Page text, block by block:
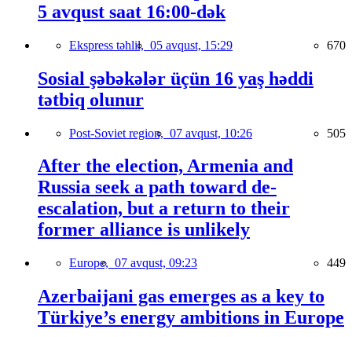
5 avqust saat 16:00-dək
Ekspress təhlil, 05 avqust, 15:29 670
Sosial şəbəkələr üçün 16 yaş həddi
tətbiq olunur
Post-Soviet region, 07 avqust, 10:26 505
After the election, Armenia and
Russia seek a path toward de-
escalation, but a return to their
former alliance is unlikely
Europe, 07 avqust, 09:23 449
Azerbaijani gas emerges as a key to
Türkiye’s energy ambitions in Europe